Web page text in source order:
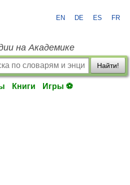
EN DE ES FR
на Академике
Найти!
Книги Игры ⚽